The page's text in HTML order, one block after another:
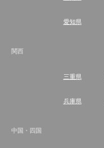
愛知県
関西
三重県
兵庫県
中国・四国